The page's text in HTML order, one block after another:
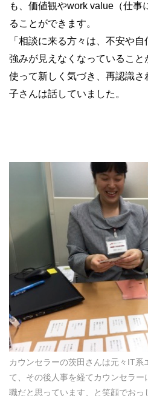
も、価値観やwork value（仕事
ることができます。
「相談に来る方々は、不安や
強みが見えなくなっているこ
使って新しく気づき、再認識
子さんは話していました。
カウンセラーの茨田さんは元々IT系
て、その後人事を経てカウンセラ
職だと思っています、と笑顔でおっ